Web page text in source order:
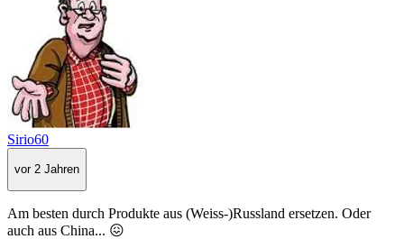
Sirio60
vor 2 Jahren
Am besten durch Produkte aus (Weiss-)Russland ersetzen. Oder
auch aus China... 😖